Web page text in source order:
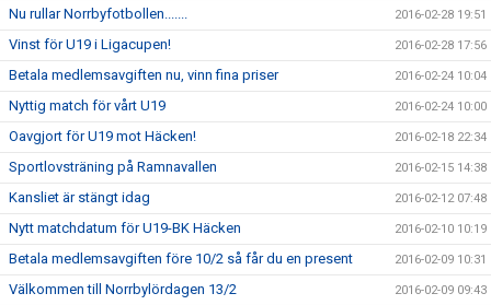
Nu rullar Norrbyfotbollen....... 2016-02-28 19:51
Vinst för U19 i Ligacupen! 2016-02-28 17:56
Betala medlemsavgiften nu, vinn fina priser 2016-02-24 10:04
Nyttig match för vårt U19 2016-02-24 10:00
Oavgjort för U19 mot Häcken! 2016-02-18 22:34
Sportlovsträning på Ramnavallen 2016-02-15 14:38
Kansliet är stängt idag 2016-02-12 07:48
Nytt matchdatum för U19-BK Häcken 2016-02-10 10:19
Betala medlemsavgiften före 10/2 så får du en present 2016-02-09 10:31
Välkommen till Norrbylördagen 13/2 2016-02-09 09:43